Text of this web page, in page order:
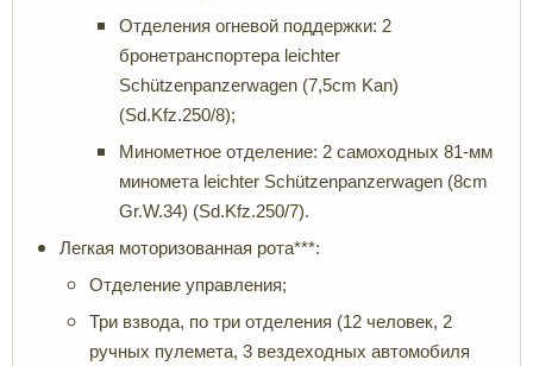
Отделения огневой поддержки: 2
бронетранспортера leichter
Schützenpanzerwagen (7,5cm Kan)
(Sd.Kfz.250/8);
Минометное отделение: 2 самоходных 81-мм
миномета leichter Schützenpanzerwagen (8cm
Gr.W.34) (Sd.Kfz.250/7).
Легкая моторизованная рота***:
Отделение управления;
Три взвода, по три отделения (12 человек, 2
ручных пулемета, 3 вездеходных автомобиля